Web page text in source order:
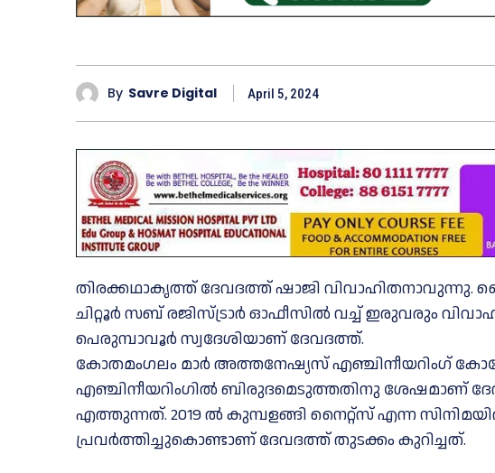
By Savre Digital April 5, 2024
തിരക്കഥാകൃത്ത് ദേവദത്ത് ഷാജി
ചിറ്റൂർ സബ് രജിസ്ട്രാർ ഓഫീസില്‍ വച്ച്‌ ഇരുവരും
പെരുമ്പാവൂർ സ്വദേശിയാണ് ദേവദത്ത്.
കോതമംഗലം മാർ അത്തനേഷ്യസ് എഞ്ചിനീയറിംഗ്
എഞ്ചിനീയറിംഗില്‍ ബിരുദമെടുത്തതിനു ശേഷമാണ്
എത്തുന്നത്. 2019 ല്‍ കുമ്പളങ്ങി നൈറ്റ്സ് എന്ന
പ്രവർത്തിച്ചുകൊണ്ടാണ് ദേവദത്ത് തുടക്കം കുറിച്ചത്.